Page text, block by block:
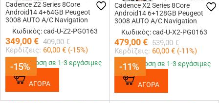
-15%
Cadence Z2 Series 8Core
Android14 4+64GB Peugeot
3008 AUTO A/C Navigation
Multimedia Tablet 9 Με Carplay
& Android Auto
Κωδικός: cad-U-Z2-PG0163
349,00€ 409,00 €
Κερδίζεις: 60,00 € (-15%)
-15%
Παράδοση σε 1-3 εργάσιμες
ΑΓΟΡΑ
-11%
Cadence X2 Series 8Core
Android14 6+128GB Peugeot
3008 AUTO A/C Navigation
Multimedia Tablet 9
Κωδικός: cad-U-X2-PG0163
479,00€ 539,00 €
Κερδίζεις: 60,00 € (-11%)
-11%
Παράδοση σε 1-3 εργάσιμες
ΑΓΟΡΑ